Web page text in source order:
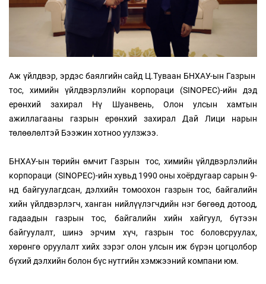
Аж үйлдвэр, эрдэс баялгийн сайд Ц.Туваан БНХАУ-ын Газрын
тос, химийн үйлдвэрлэлийн корпораци (SINOPEC)-ийн дэд
ерөнхий захирал Нү Шуанвень, Олон улсын хамтын
ажиллагааны газрын ерөнхий захирал Дай Лици нарын
төлөөлөлтэй Бээжин хотноо уулзжээ.
БНХАУ-ын төрийн өмчит Газрын тос, химийн үйлдвэрлэлийн
корпораци (SINOPEC)-ийн хувьд 1990 оны хоёрдугаар сарын 9-
нд байгуулагдсан, дэлхийн томоохон газрын тос, байгалийн
хийн үйлдвэрлэгч, ханган нийлүүлэгчдийн нэг бөгөөд дотоод,
гадаадын газрын тос, байгалийн хийн хайгуул, бүтээн
байгуулалт, шинэ эрчим хүч, газрын тос боловсруулах,
хөрөнгө оруулалт хийх зэрэг олон улсын иж бүрэн цогцолбор
бүхий дэлхийн болон бүс нутгийн хэмжээний компани юм.